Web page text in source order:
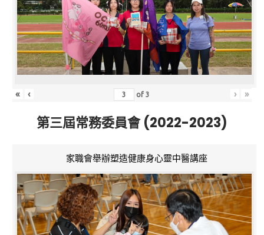
« ‹ of3 › »
第三屆常務委員會 (2022-2023)
家職會舉辦塑造健康身心靈中醫講座